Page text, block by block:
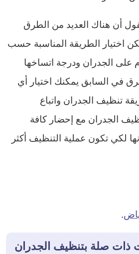
أن هناك العديد من الطرق
اختيار الطريقة المناسبة حسب
على الجدران ودرجة اتساخها
في السابق يمكنك اختيار أي
تنظيف الجدران واتباع
الجدران مع إحضار كافة
لكي تكون عملية التنظيف أكثر
.
ذات صلة بتنظيف الجدران